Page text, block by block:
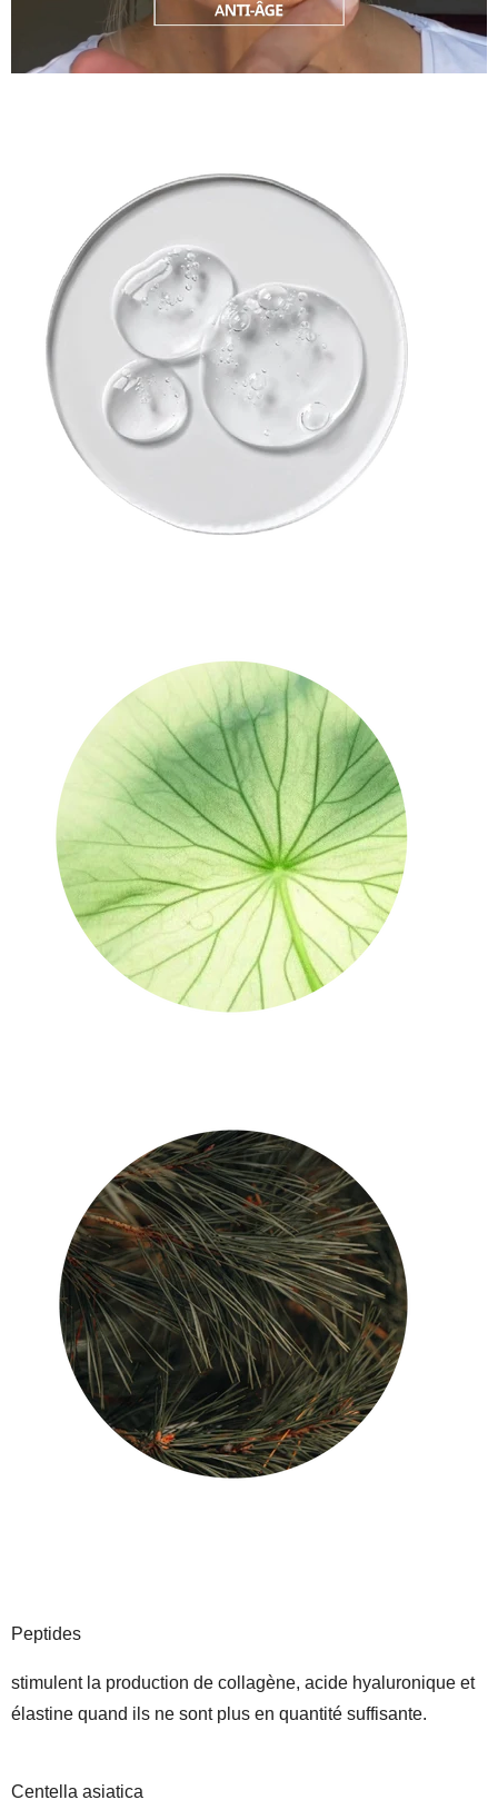
Peptides
stimulent la production de collagène, acide hyaluronique et
élastine quand ils ne sont plus en quantité suffisante.
Centella asiatica